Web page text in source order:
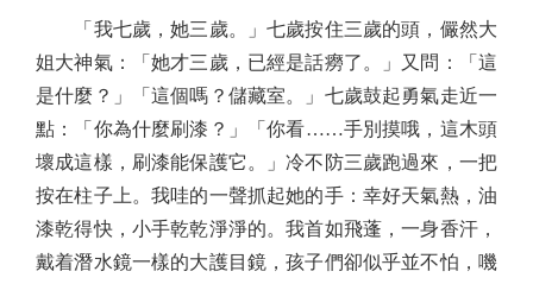
「我七歲，她三歲。」七歲按住三歲的頭，儼然大
姐大神氣：「她才三歲，已經是話癆了。」又問：「這
是什麼？」「這個嗎？儲藏室。」七歲鼓起勇氣走近一
點：「你為什麼刷漆？」「你看……手別摸哦，這木頭
壞成這樣，刷漆能保護它。」冷不防三歲跑過來，一把
按在柱子上。我哇的一聲抓起她的手：幸好天氣熱，油
漆乾得快，小手乾乾淨淨的。我首如飛蓬，一身香汗，
戴着潛水鏡一樣的大護目鏡，孩子們卻似乎並不怕，嘰